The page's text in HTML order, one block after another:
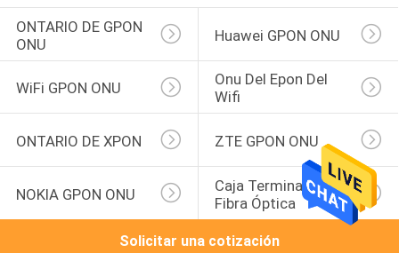
ONTARIO DE GPON
ONU
Huawei GPON ONU
WiFi GPON ONU
Onu Del Epon Del
Wifi
ONTARIO DE XPON ZTE GPON ONU
NOKIA GPON ONU
Caja Terminal De La
Fibra Óptica
Solicitar una cotización